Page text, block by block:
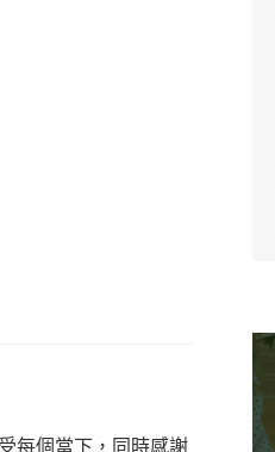
每個當下，同時感謝